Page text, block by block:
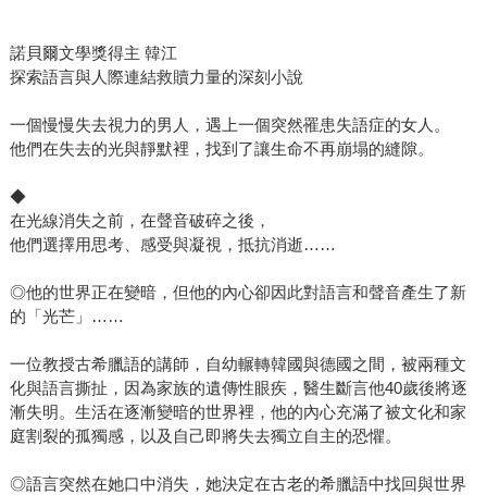
諾貝爾文學獎得主 韓江
探索語言與人際連結救贖力量的深刻小說
一個慢慢失去視力的男人，遇上一個突然罹患失語症的女人。
他們在失去的光與靜默裡，找到了讓生命不再崩塌的縫隙。
◆
在光線消失之前，在聲音破碎之後，
他們選擇用思考、感受與凝視，抵抗消逝……
◎他的世界正在變暗，但他的內心卻因此對語言和聲音產生了新
的「光芒」……
一位教授古希臘語的講師，自幼輾轉韓國與德國之間，被兩種文
化與語言撕扯，因為家族的遺傳性眼疾，醫生斷言他40歲後將逐
漸失明。生活在逐漸變暗的世界裡，他的內心充滿了被文化和家
庭割裂的孤獨感，以及自己即將失去獨立自主的恐懼。
◎語言突然在她口中消失，她決定在古老的希臘語中找回與世界